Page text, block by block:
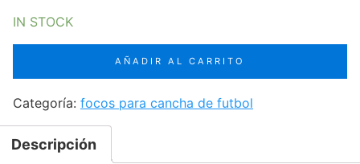
IN STOCK
400w
cantidad
AÑADIR AL CARRITO
Categoría: focos para cancha de futbol
Descripción